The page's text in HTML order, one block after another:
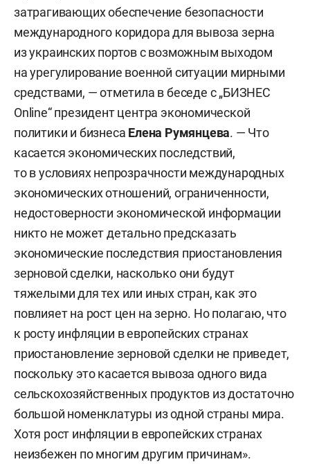
затрагивающих обеспечение безопасности
международного коридора для вывоза зерна
из украинских портов с возможным выходом
на урегулирование военной ситуации мирными
средствами, — отметила в беседе с „БИЗНЕС
Online“ президент центра экономической
политики и бизнеса Елена Румянцева. — Что
касается экономических последствий,
то в условиях непрозрачности международных
экономических отношений, ограниченности,
недостоверности экономической информации
никто не может детально предсказать
экономические последствия приостановления
зерновой сделки, насколько они будут
тяжелыми для тех или иных стран, как это
повлияет на рост цен на зерно. Но полагаю, что
к росту инфляции в европейских странах
приостановление зерновой сделки не приведет,
поскольку это касается вывоза одного вида
сельскохозяйственных продуктов из достаточно
большой номенклатуры из одной страны мира.
Хотя рост инфляции в европейских странах
неизбежен по многим другим причинам».